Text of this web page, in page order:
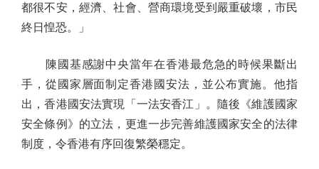
都很不安，經濟、社會、營商環境受到嚴重破壞，市民
終日惶恐。」
陳國基感謝中央當年在香港最危急的時候果斷出
手，從國家層面制定香港國安法，並公布實施。他指
出，香港國安法實現「一法安香江」。隨後《維護國家
安全條例》的立法，更進一步完善維護國家安全的法律
制度，令香港有序回復繁榮穩定。